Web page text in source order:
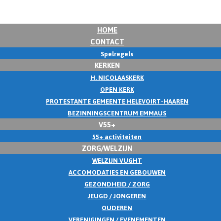
HOME
CONTACT
Spelregels
KERKEN
H. NICOLAASKERK
OPEN KERK
PROTESTANTE GEMEENTE HELEVOIRT-HAAREN
BEZINNINGSCENTRUM EMMAUS
V55+
55+ activiteiten
ZORG/WELZIJN
WELZIJN VUGHT
ACCOMODATIES EN GEBOUWEN
GEZONDHEID / ZORG
JEUGD / JONGEREN
OUDEREN